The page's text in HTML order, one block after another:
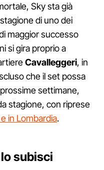
Sky sta già
di uno dei
maggior successo
si gira proprio a
Cavalleggeri, in
che il set possa
settimane,
stagione, con riprese
in Lombardia.
subisci